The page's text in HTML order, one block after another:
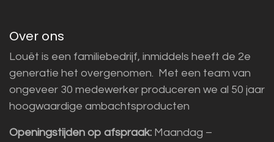
Over ons
Louët is een familiebedrijf, inmiddels heeft de 2e
generatie het overgenomen. Met een team van
ongeveer 30 medewerker produceren we al 50 jaar
hoogwaardige ambachtsproducten
Openingstijden op afspraak: Maandag –